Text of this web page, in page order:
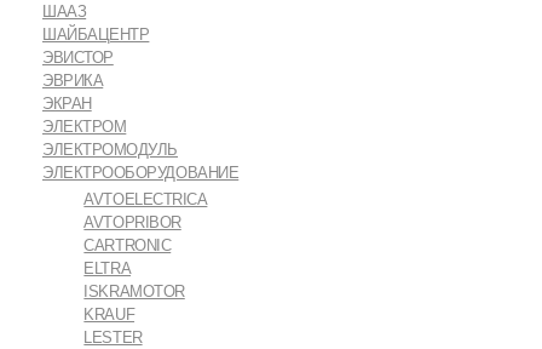
ШААЗ
ШАЙБАЦЕНТР
ЭВИСТОР
ЭВРИКА
ЭКРАН
ЭЛЕКТРОМ
ЭЛЕКТРОМОДУЛЬ
ЭЛЕКТРООБОРУДОВАНИЕ
AVTOELECTRICA
AVTOPRIBOR
CARTRONIC
ELTRA
ISKRAMOTOR
KRAUF
LESTER